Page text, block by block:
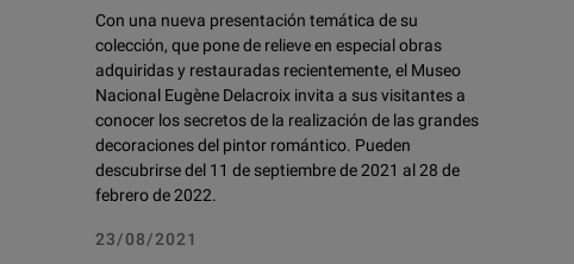
Con una nueva presentación temática de su
colección, que pone de relieve en especial obras
adquiridas y restauradas recientemente, el Museo
Nacional Eugène Delacroix invita a sus visitantes a
conocer los secretos de la realización de las grandes
decoraciones del pintor romántico. Pueden
descubrirse del 11 de septiembre de 2021 al 28 de
febrero de 2022.
23/08/2021